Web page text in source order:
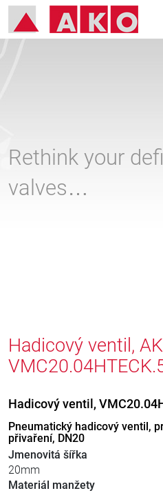
Rethink your
valves…
Hadicový ventil,
Hadicový ventil,
Pneumatický hadicový ventil,
přivaření, DN20
Jmenovitá šířka
20mm
Materiál manžety